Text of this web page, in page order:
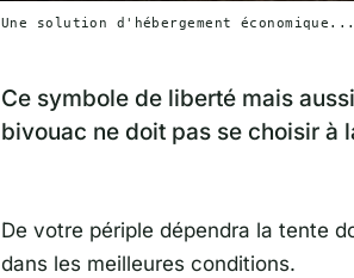
Une solution d'hébergement
Ce symbole de liberté mais
bivouac ne doit pas se choisir à
De votre périple dépendra la tente
dans les meilleures conditions.